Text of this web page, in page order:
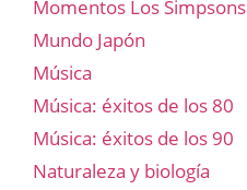
Momentos Los Simpsons
Mundo Japón
Música
Música: éxitos de los 80
Música: éxitos de los 90
Naturaleza y biología